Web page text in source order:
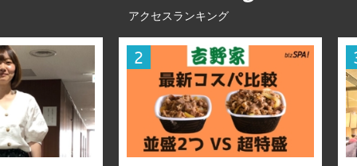
アクセスランキング